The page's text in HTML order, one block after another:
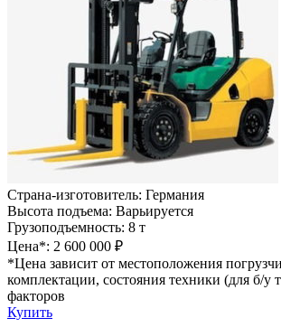
Страна-изготовитель: Германия
Высота подъема: Варьируется
Грузоподъемность: 8 т
Цена*: 2 600 000 ₽
*Цена зависит от местоположения
комплектации, состояния техники (для б/у
факторов
Купить